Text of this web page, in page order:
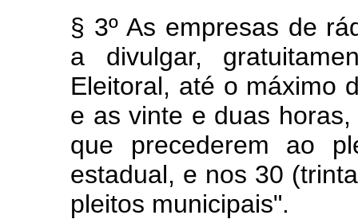
§ 3º As empresas de
a divulgar,
Eleitoral, até o máximo
e as vinte e duas
que precederem ao
estadual, e nos 30
pleitos municipais".